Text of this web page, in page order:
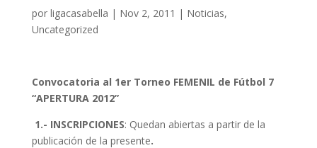
por ligacasabella | Nov 2, 2011 | Noticias,
Uncategorized
Convocatoria al 1er Torneo FEMENIL de Fútbol 7
“APERTURA 2012”
1.- INSCRIPCIONES: Quedan abiertas a partir de la
publicación de la presente.